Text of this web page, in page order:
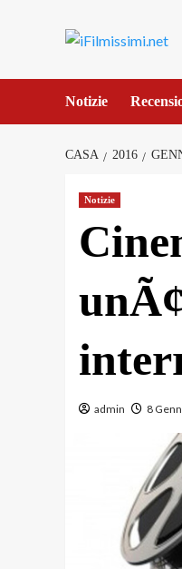
Notizie
CASA 2016
Notizie
admin 8